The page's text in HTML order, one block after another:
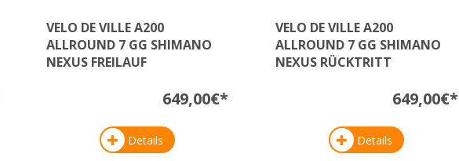
VELO DE VILLE A200
ALLROUND 7 GG SHIMANO
NEXUS FREILAUF
649,00€*
Details
VELO DE VILLE A200
ALLROUND 7 GG SHIMANO
NEXUS RÜCKTRITT
649,00€*
Details